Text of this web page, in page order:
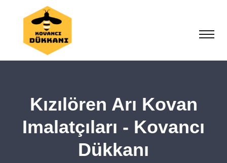
Kızılören Arı Kovan
Imalatçıları - Kovancı
Dükkanı